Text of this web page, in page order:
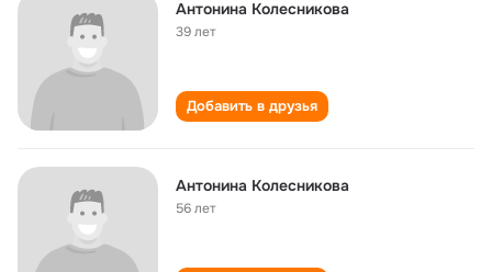
Антонина Колесникова
39 лет
Добавить в друзья
Антонина Колесникова
56 лет